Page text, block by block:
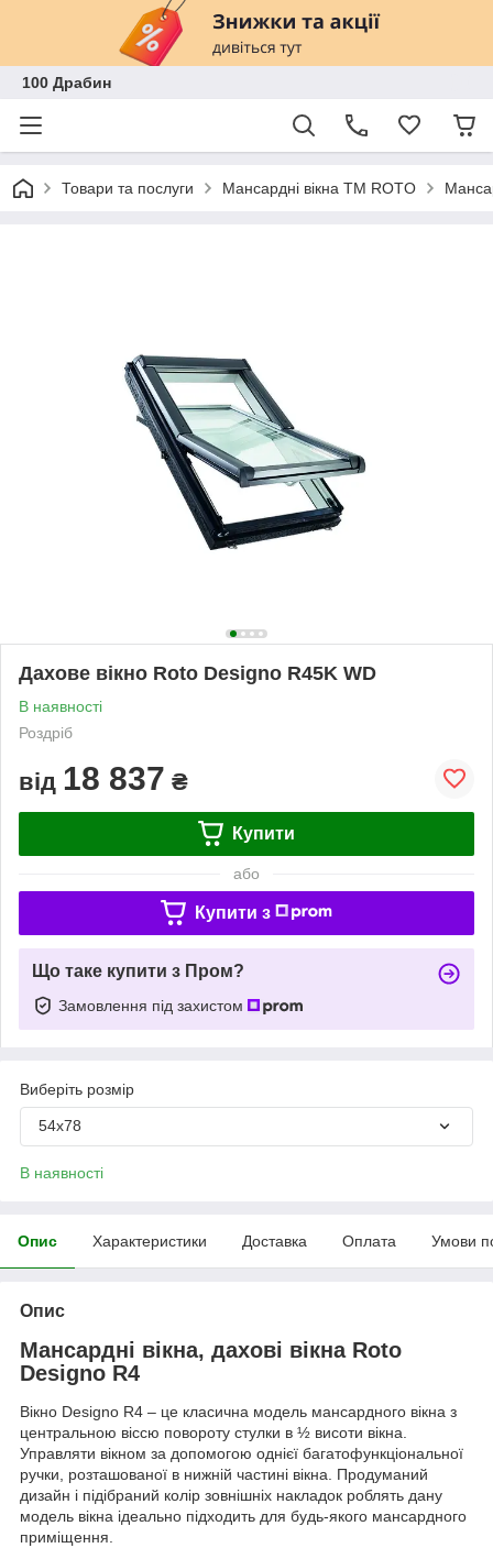
100 Драбин
Товари та послуги Мансардні вікна TM ROTO
Дахове вікно Roto Designo R45K WD
В наявності
Роздріб
від 18 837 ₴
Купити
або
Купити з
Що таке купити з Пром?
Замовлення під захистом
Виберіть розмір
54x78
В наявності
Опис Характеристики Доставка Оплата Умови
Опис
Мансардні вікна, дахові вікна Roto
Designo R4
Вікно Designo R4 – це класична модель мансардного вікна з
центральною віссю повороту стулки в ½ висоти вікна.
Управляти вікном за допомогою однієї багатофункціональної
ручки, розташованої в нижній частині вікна. Продуманий
дизайн і підібраний колір зовнішніх накладок роблять дану
модель вікна ідеально підходить для будь-якого мансардного
приміщення.